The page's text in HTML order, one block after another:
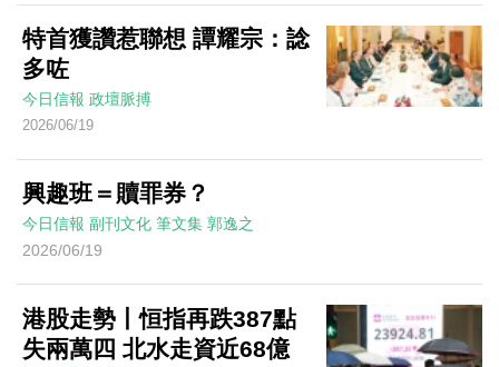
特首獲讚惹聯想 譚耀宗：諗
多咗
今日信報 政壇脈搏
2026/06/19
興趣班＝贖罪券？
今日信報 副刊文化 筆文集 郭逸之
2026/06/19
港股走勢丨恒指再跌387點
失兩萬四 北水走資近68億